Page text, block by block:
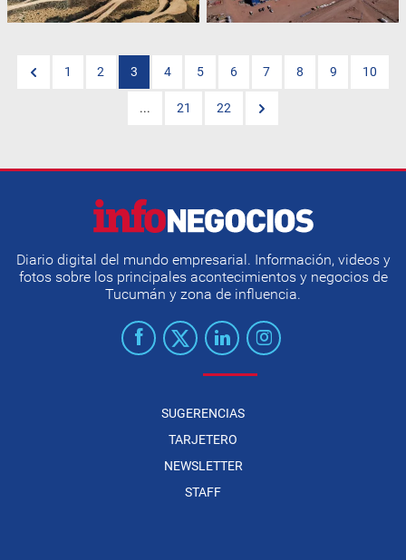
1 2 3 4 5 6 7 8 9 10
... 21 22
Diario digital del mundo empresarial. Información, videos y
fotos sobre los principales acontecimientos y negocios de
Tucumán y zona de influencia.
SUGERENCIAS
TARJETERO
NEWSLETTER
STAFF